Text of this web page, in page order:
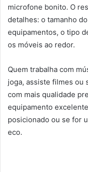
microfone bonito. O
detalhes: o tamanho
equipamentos, o tipo
os móveis ao redor.
Quem trabalha com
joga, assiste filmes ou
com mais qualidade
equipamento
posicionado ou se for
eco.